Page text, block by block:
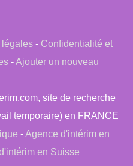
légales- Confidentialité et
-Ajouter un nouveau
site de recherche
temporaire) en FRANCE
-Agence d'intérim en
en Suisse